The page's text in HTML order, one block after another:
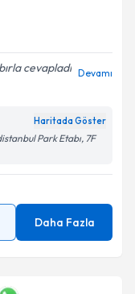
cevapladı Devamı
Haritada Göster
Park Etabı, 7F
Daha Fazla